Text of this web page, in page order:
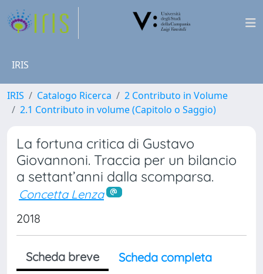
IRIS
IRIS Catalogo Ricerca
2 Contributo in Volume
2.1 Contributo in volume (Capitolo o Saggio)
La fortuna critica di Gustavo
Giovannoni. Traccia per un bilancio
a settant’anni dalla scomparsa.
Concetta Lenza
2018
Scheda breve
Scheda completa